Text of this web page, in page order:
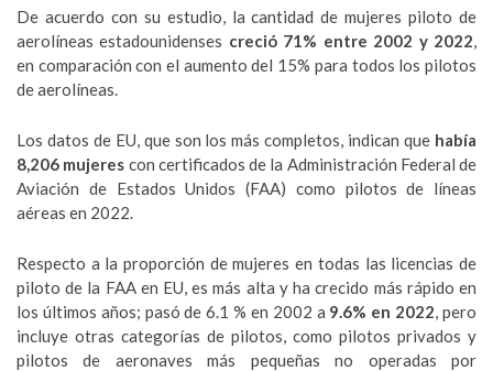
De acuerdo con su estudio, la cantidad de mujeres piloto de
aerolíneas estadounidenses creció 71% entre 2002 y 2022,
en comparación con el aumento del 15% para todos los pilotos
de aerolíneas.
Los datos de EU, que son los más completos, indican que había
8,206 mujeres con certificados de la Administración Federal de
Aviación de Estados Unidos (FAA) como pilotos de líneas
aéreas en 2022.
Respecto a la proporción de mujeres en todas las licencias de
piloto de la FAA en EU, es más alta y ha crecido más rápido en
los últimos años; pasó de 6.1 % en 2002 a 9.6% en 2022, pero
incluye otras categorías de pilotos, como pilotos privados y
pilotos de aeronaves más pequeñas no operadas por